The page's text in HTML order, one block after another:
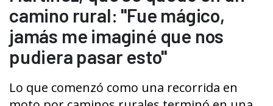
camino rural: "Fue mágico,
jamás me imaginé que nos
pudiera pasar esto"
Lo que comenzó como una recorrida en